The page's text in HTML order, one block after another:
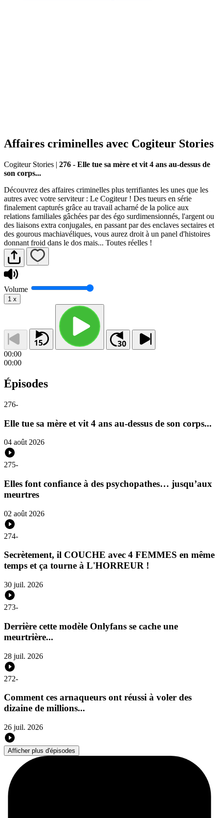
Affaires criminelles avec Cogiteur Stories
Cogiteur Stories | 276 - Elle tue sa mère et vit 4 ans au-dessus de
son corps...
Découvrez des affaires criminelles plus terrifiantes les unes que les
autres avec votre serviteur : Le Cogiteur ! Des tueurs en série
finalement capturés grâce au travail acharné de la police aux
relations familiales gâchées par des égo surdimensionnés, l'argent ou
des liaisons extra conjugales, en passant par des enclaves sectaires et
des gourous machiavéliques, vous aurez droit à un panel d'histoires
donnant froid dans le dos mais... Toutes réelles !
Volume
1 x
00:00
00:00
Épisodes
276-
Elle tue sa mère et vit 4 ans au-dessus de son corps...
04 août 2026
275-
Elles font confiance à des psychopathes… jusqu’aux
meurtres
02 août 2026
274-
Secrètement, il COUCHE avec 4 FEMMES en même
temps et ça tourne à L'HORREUR !
30 juil. 2026
273-
Derrière cette modèle Onlyfans se cache une
meurtrière...
28 juil. 2026
272-
Comment ces arnaqueurs ont réussi à voler des
dizaine de millions...
26 juil. 2026
Afficher plus d'épisodes